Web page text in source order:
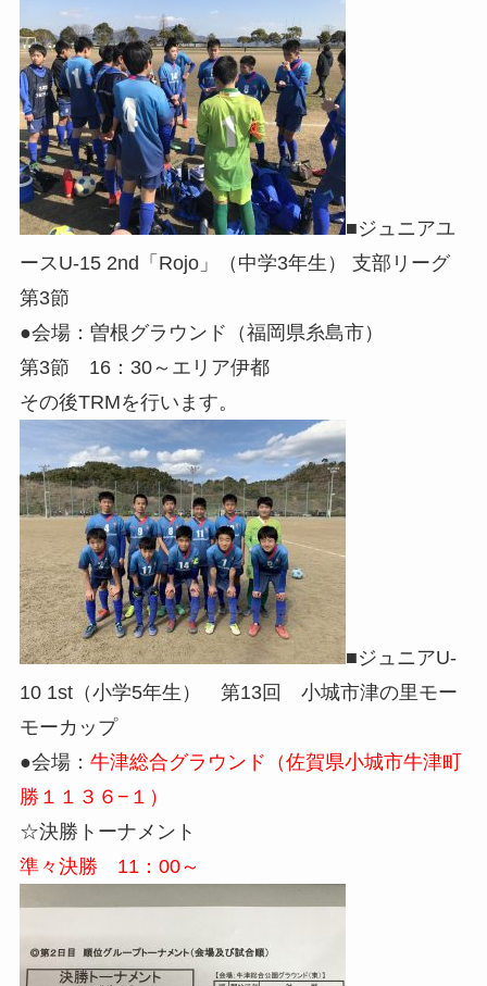
■ジュニアユ
ースU-15 2nd「Rojo」（中学3年生） 支部リーグ
第3節
●会場：曽根グラウンド（福岡県糸島市）
第3節 16：30～エリア伊都
その後TRMを行います。
■ジュニアU-
10 1st（小学5年生） 第13回 小城市津の里モー
モーカップ
●会場： 牛津総合グラウンド（佐賀県小城市牛津町
勝１１３６−１）
☆決勝トーナメント
準々決勝 11：00～